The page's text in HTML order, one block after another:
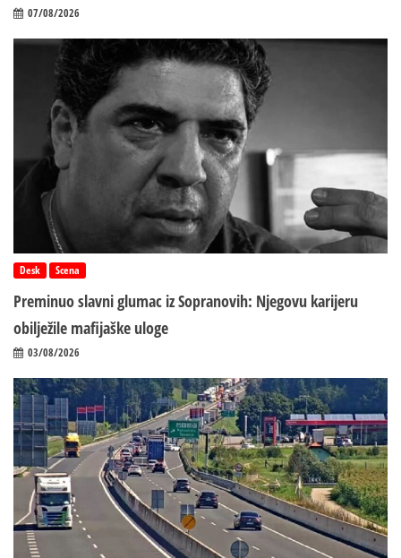
07/08/2026
Desk Scena
Preminuo slavni glumac iz Sopranovih: Njegovu karijeru
obilježile mafijaške uloge
03/08/2026